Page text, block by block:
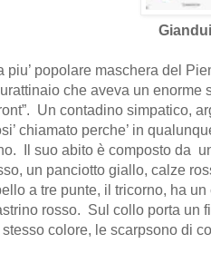
piu’ popolare maschera del
che aveva un enorme
Un contadino simpatico,
chiamato perche’ in
Il suo abito è composto da
un panciotto giallo, calze
a tre punte, il tricorno, ha un
rosso. Sul collo porta un
colore, le scarpsono di